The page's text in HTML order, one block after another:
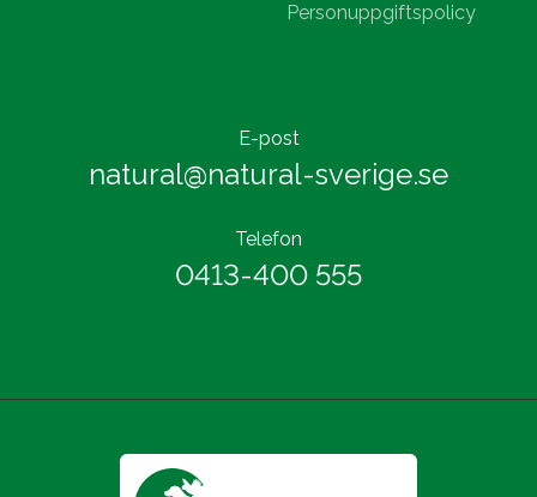
Personuppgiftspolicy
E-post
natural@natural-sverige.se
Telefon
0413-400 555